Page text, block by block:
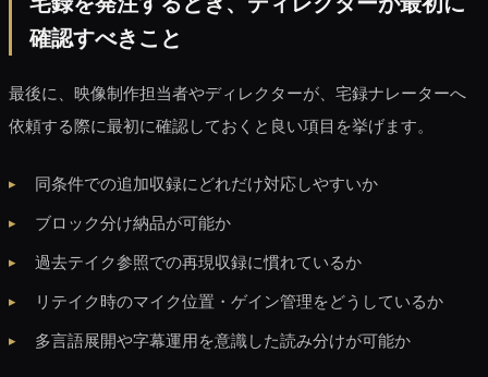
確認すべきこと
最後に、映像制作担当者やディレクターが、宅録ナレーターへ
依頼する際に最初に確認しておくと良い項目を挙げます。
同条件での追加収録にどれだけ対応しやすいか
ブロック分け納品が可能か
過去テイク参照での再現収録に慣れているか
リテイク時のマイク位置・ゲイン管理をどうしているか
多言語展開や字幕運用を意識した読み分けが可能か